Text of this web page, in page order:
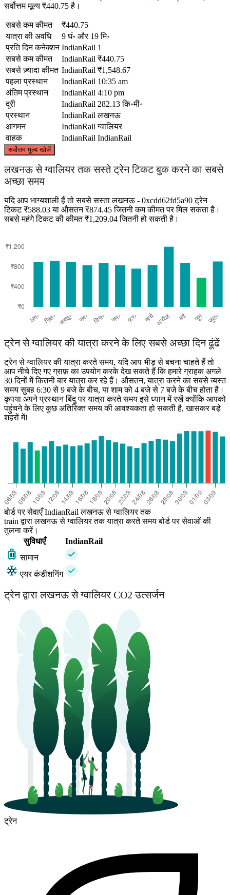
सर्वोत्तम मूल्य ₹440.75 है।
सबसे कम कीमत
₹440.75
यात्रा की अवधि
9 घं॰ और 19 मि॰
प्रति दिन कनेक्शन IndianRail 1
सबसे कम कीमत
IndianRail ₹440.75
सबसे ज़्यादा कीमत IndianRail ₹1,548.67
पहला प्रस्थान
IndianRail 10:35 am
अंतिम प्रस्थान
IndianRail 4:10 pm
दूरी
IndianRail 282.13 कि॰मी॰
प्रस्थान
IndianRail लखनऊ
आगमन
IndianRail ग्‍वालियर
वाहक
IndianRail IndianRail
सर्वोत्तम मूल्य खोजें
Lucknow
©CARTO
लखनऊ से ग्‍वालियर तक सस्ते ट्रेन टिकट बुक करने का सबसे
अच्छा समय
यदि आप भाग्यशाली हैं तो सबसे सस्ता लखनऊ - 0xcdd62fd5a90 ट्रेन
टिकट ₹588.03 या औसतन ₹874.45 जितनी कम कीमत पर मिल सकता है।
सबसे महंगे टिकट की कीमत ₹1,209.04 जितनी हो सकती है।
ट्रेन से ग्‍वालियर की यात्रा करने के लिए सबसे अच्छा दिन ढूंढें
ट्रेन से ग्‍वालियर की यात्रा करते समय, यदि आप भीड़ से बचना चाहते हैं तो
आप नीचे दिए गए ग्राफ़ का उपयोग करके देख सकते हैं कि हमारे ग्राहक अगले
30 दिनों में कितनी बार यात्रा कर रहे हैं। औसतन, यात्रा करने का सबसे व्यस्त
समय सुबह 6:30 से 9 बजे के बीच, या शाम को 4 बजे से 7 बजे के बीच होता है।
कृपया अपने प्रस्थान बिंदु पर यात्रा करते समय इसे ध्यान में रखें क्योंकि आपको
पहुंचने के लिए कुछ अतिरिक्त समय की आवश्यकता हो सकती है, खासकर बड़े
शहरों में!
बोर्ड पर सेवाएँ IndianRail लखनऊ से ग्‍वालियर तक
train द्वारा लखनऊ से ग्‍वालियर तक यात्रा करते समय बोर्ड पर सेवाओं की
तुलना करें।
सुविधाएँ
IndianRail
सामान
एयर कंडीशनिंग
ट्रेन द्वारा लखनऊ से ग्‍वालियर CO2 उत्सर्जन
ट्रेन